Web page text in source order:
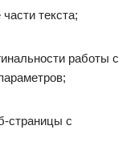
текста;
работы с
страницы с